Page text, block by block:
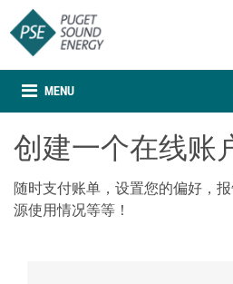
MENU
创建一个在线账
随时支付账单，设置您的偏好，
源使用情况等等！